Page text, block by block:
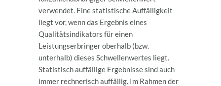
verwendet. Eine statistische Auffälligkeit
liegt vor, wenn das Ergebnis eines
Qualitätsindikators für einen
Leistungserbringer oberhalb (bzw.
unterhalb) dieses Schwellenwertes liegt.
Statistisch auffällige Ergebnisse sind auch
immer rechnerisch auffällig. Im Rahmen der